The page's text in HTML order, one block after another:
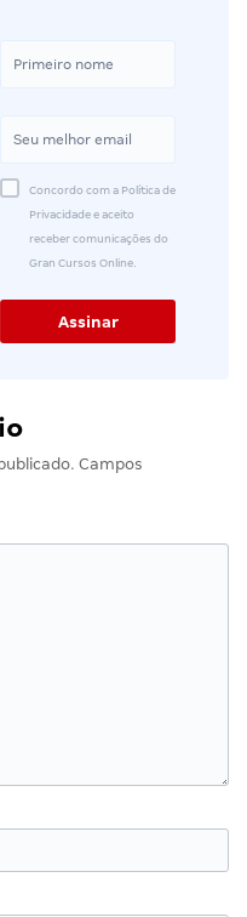
Concordo com a Política de
Privacidade e aceito
receber comunicações do
Gran Cursos Online.
Campos